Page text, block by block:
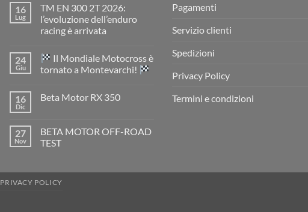
16
Lug
TM EN 300 2T 2026:
l’evoluzione dell’enduro
racing è arrivata
su
TM
EN
2026:
è
arrivata
24
Giu
Il Mondiale Motocross è
tornato a Montevarchi!
su
Motocross
è
tornato
16
Dic
Beta Motor RX 350
Beta
Motor
RX
27
Nov
BETA MOTOR OFF-ROAD
TEST
MOTOR
Pagamenti
Servizio clienti
Spedizioni
Privacy Policy
Termini e condizioni
PRIVACY POLICY